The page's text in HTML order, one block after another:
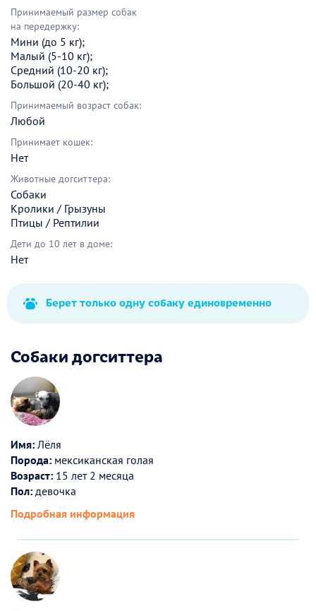
Принимаемый размер собак
на передержку:
Мини (до 5 кг);
Малый (5-10 кг);
Средний (10-20 кг);
Большой (20-40 кг);
Принимаемый возраст собак:
Любой
Принимает кошек:
Нет
Животные догситтера:
Собаки
Кролики / Грызуны
Птицы / Рептилии
Дети до 10 лет в доме:
Нет
Берет только одну собаку единовременно
Собаки догситтера
Имя: Лёля
Порода: мексиканская голая
Возраст: 15 лет 2 месяца
Пол: девочка
Подробная информация